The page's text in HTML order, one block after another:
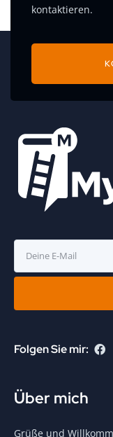
kontaktieren.
Folgen Sie mir:
Über mich
Grüße und